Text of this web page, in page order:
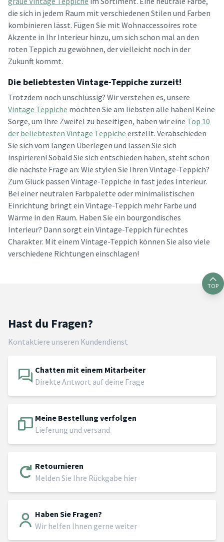
die sich in jedem Raum mit verschiedenen Stilen und Farben
kombinieren lässt. Fügen Sie mit Wohnaccessoires rote
Akzente in Ihr Interieur hinzu, um sich schon mal an den
roten Teppich zu gewöhnen, der vielleicht noch in der
Zukunft kommt.
Die beliebtesten Vintage-Teppiche zurzeit!
Trotzdem noch unschlüssig? Wir verstehen es, unsere
Vintage Teppiche möchten Sie am liebsten alle haben! Keine
Sorge, um Ihre Zweifel zu beseitigen, haben wir eine Top 10
der beliebtesten Vintage Teppiche erstellt. Verabschieden
Sie sich vom langen Überlegen und lassen Sie sich
inspirieren! Sobald Sie sich entschieden haben, steht schon
die nächste Frage an: Wie stylen Sie Ihren Vintage-Teppich?
Zum Glück passen Vintage-Teppiche in fast jedes Interieur.
Bei einer neutralen Farbpalette oder minimalistischen
Einrichtung bringt ein Vintage-Teppich mehr Farbe und
Wärme in den Raum. Haben Sie ein bourgondisches
Interieur? Dann sorgt ein Vintage-Teppich für echtes
Charakter. Mit einem Vintage-Teppich können Sie also viele
verschiedene Richtungen einschlagen!
TOP
Hast du Fragen?
Kontaktiere unseren Kundendienst
Chatten mit einem Mitarbeiter
Direkte Antwort auf deine Frage
Meine Bestellung verfolgen
Lieferung und versand
Retournieren
Melden Sie Ihre Rückgabe hier
Haben Sie Fragen?
Wir helfen Ihnen gerne weiter